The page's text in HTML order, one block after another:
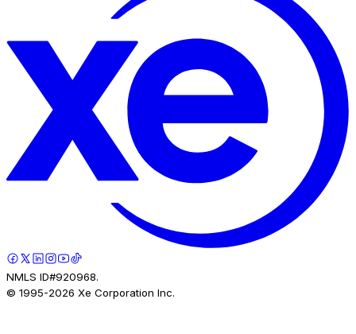
NMLS ID#920968.
© 1995-2026 Xe Corporation Inc.